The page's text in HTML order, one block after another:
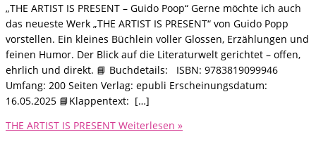
„THE ARTIST IS PRESENT – Guido Poop“ Gerne möchte ich auch
das neueste Werk „THE ARTIST IS PRESENT“ von Guido Popp
vorstellen. Ein kleines Büchlein voller Glossen, Erzählungen und
feinen Humor. Der Blick auf die Literaturwelt gerichtet – offen,
ehrlich und direkt. 📘 Buchdetails: ISBN: 9783819099946
Umfang: 200 Seiten Verlag: epubli Erscheinungsdatum:
16.05.2025 📘Klappentext: […]
THE ARTIST IS PRESENT Weiterlesen »